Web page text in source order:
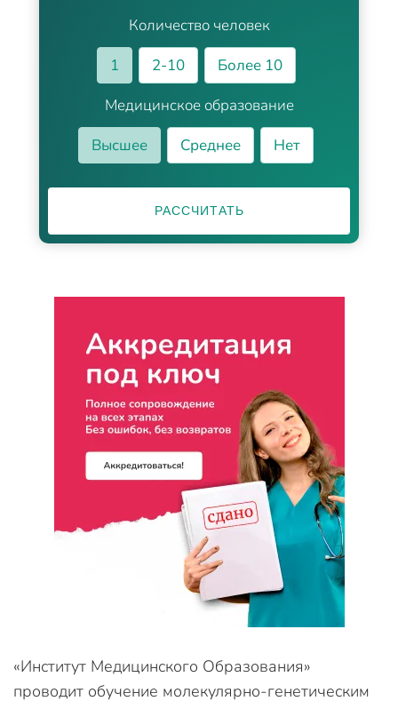
Количество человек
1
2-10
Более 10
Медицинское образование
Высшее
Среднее Нет
РАССЧИТАТЬ
«Институт Медицинского Образования»
проводит обучение молекулярно-генетическим